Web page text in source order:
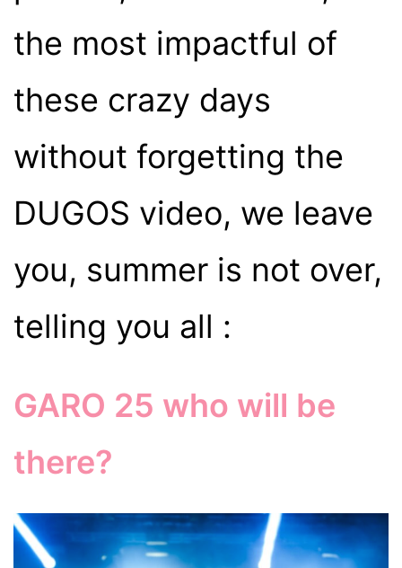
the most impactful of
these crazy days
without forgetting the
DUGOS video, we leave
you, summer is not over,
telling you all :
GARO 25 who will be
there?